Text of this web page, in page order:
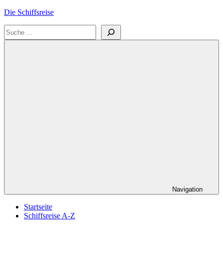
Zum
springen
Die Schiffsreise
Literatur-
Suchen
Navigation
Startseite
Schiffsreise A-Z